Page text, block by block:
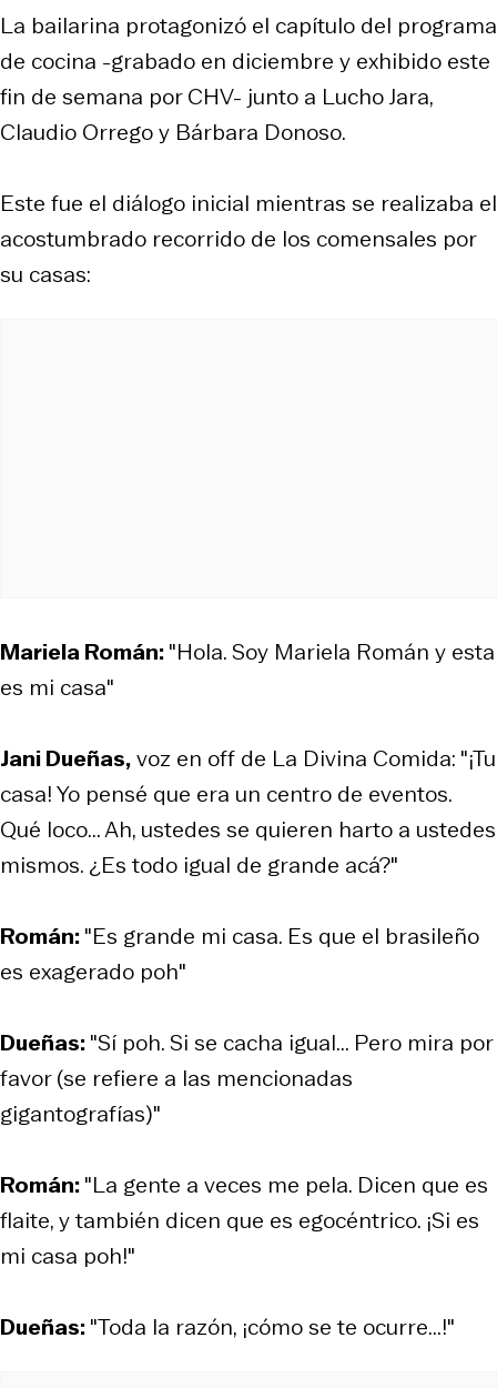
La bailarina protagonizó el capítulo del programa
de cocina -grabado en diciembre y exhibido este
fin de semana por CHV- junto a Lucho Jara,
Claudio Orrego y Bárbara Donoso.
Este fue el diálogo inicial mientras se realizaba el
acostumbrado recorrido de los comensales por
su casas:
Mariela Román:"Hola. Soy Mariela Román y esta
es mi casa"
Jani Dueñas,voz en off de La Divina Comida: "¡Tu
casa! Yo pensé que era un centro de eventos.
Qué loco... Ah, ustedes se quieren harto a ustedes
mismos. ¿Es todo igual de grande acá?"
Román:"Es grande mi casa. Es que el brasileño
es exagerado poh"
Dueñas:"Sí poh. Si se cacha igual... Pero mira por
favor (se refiere a las mencionadas
gigantografías)"
Román:"La gente a veces me pela. Dicen que es
flaite, y también dicen que es egocéntrico. ¡Si es
mi casa poh!"
Dueñas:"Toda la razón, ¡cómo se te ocurre...!"